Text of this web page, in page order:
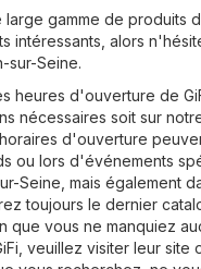
gamme de produits
intéressants, alors
sur-Seine.
heures d'ouverture de
nécessaires soit sur
d'ouverture
ou lors d'événements
Seine, mais également
toujours le dernier
que vous ne manquiez
veuillez visiter leur site